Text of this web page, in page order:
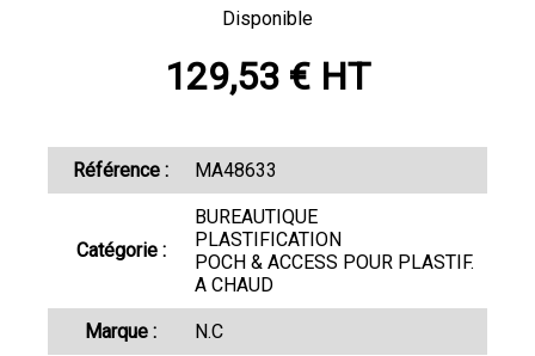
Disponible
129,53 € HT
Référence : MA48633
Catégorie :
BUREAUTIQUE
PLASTIFICATION
POCH & ACCESS POUR PLASTIF.
A CHAUD
Marque : N.C